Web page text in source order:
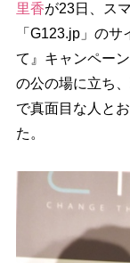
里香が23日、ス
「G123.jp」の
て』キャンペー
の公の場に立ち
で真面目な人と
た。